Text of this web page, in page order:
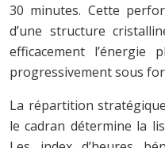
30 minutes. Cette
d’une structure
efficacement
progressivement sous
La répartition
le cadran détermine la